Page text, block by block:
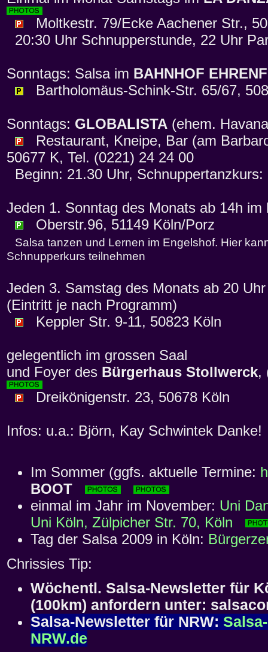
Moltkestr. 79/Ecke Aachener Str.,
20:30 Uhr Schnupperstunde, 22 Uhr
Sonntags: Salsa im BAHNHOF
Bartholomäus-Schink-Str. 65/67,
Sonntags: GLOBALISTA (ehem.
Restaurant, Kneipe, Bar (am
50677 K, Tel. (0221) 24 24 00
Beginn: 21.30 Uhr,
Jeden 1. Sonntag des Monats ab 14h im
Oberstr.96, 51149 Köln/Porz
Salsa tanzen und Lernen im Engelshof. Hier
Schnupperkurs teilnehmen
Jeden 3. Samstag des Monats ab 20
(Eintritt je nach Programm)
Keppler Str. 9-11, 50823 Köln
gelegentlich im grossen Saal
und Foyer des Bürgerhaus Stollwerck,
Dreikönigenstr. 23, 50678 Köln
Infos: u.a.: Björn, Kay Schwintek Danke!
Im Sommer (ggfs. aktuelle Termine:
BOOT
einmal im Jahr im November: Uni
Uni Köln, Zülpicher Str. 70, Köln
Tag der Salsa 2009 in Köln:
Chrissies Tip:
Wöchentl. Salsa-Newsletter für
(100km) anfordern unter:
Salsa-Newsletter für NRW:
NRW.de